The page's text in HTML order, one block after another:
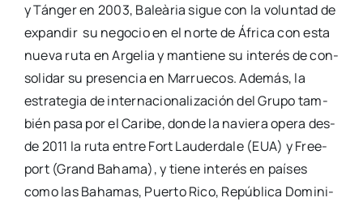
y Tán­ger en 2003, Baleà­ria sigue con la volun­tad de
expan­dir su nego­cio en el nor­te de Áfri­ca con esta
nue­va ruta en Arge­lia y man­tie­ne su inte­rés de con­
so­li­dar su pre­sen­cia en Marrue­cos. Ade­más, la
estra­te­gia de inter­na­cio­na­li­za­ción del Gru­po tam­
bién pasa por el Cari­be, don­de la navie­ra ope­ra des­
de 2011 la ruta entre Fort Lau­der­da­le (EUA) y Free­
port (Grand Baha­ma), y tie­ne inte­rés en paí­ses
como las Baha­mas, Puer­to Rico, Repú­bli­ca Domi­ni­